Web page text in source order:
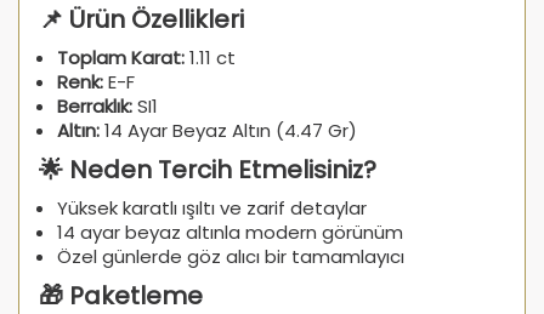
📌 Ürün Özellikleri
Toplam Karat:1.11 ct
Renk:E-F
Berraklık:SI1
Altın:14 Ayar Beyaz Altın (4.47 Gr)
🌟 Neden Tercih Etmelisiniz?
Yüksek karatlı ışıltı ve zarif detaylar
14 ayar beyaz altınla modern görünüm
Özel günlerde göz alıcı bir tamamlayıcı
🎁 Paketleme